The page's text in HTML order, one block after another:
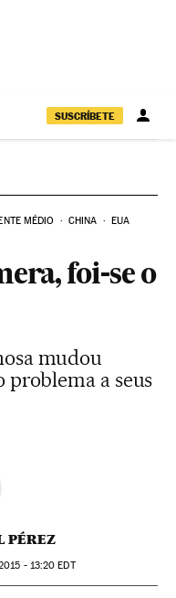
SUSCRÍBETE
MÉDIO CHINA EUA
foi-se o
mudou
problema a seus
PÉREZ
- 13:20 EDT